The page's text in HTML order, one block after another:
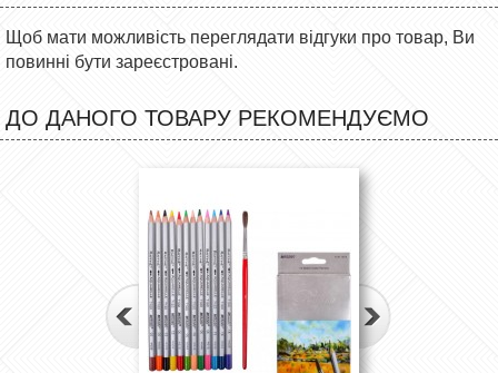
Щоб мати можливість переглядати відгуки про товар, Ви
повинні бути зареєстровані.
ДО ДАНОГО ТОВАРУ РЕКОМЕНДУЄМО